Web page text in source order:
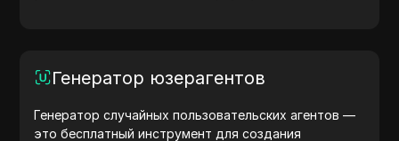
Генератор юзерагентов
Генератор случайных пользовательских агентов —
это бесплатный инструмент для создания